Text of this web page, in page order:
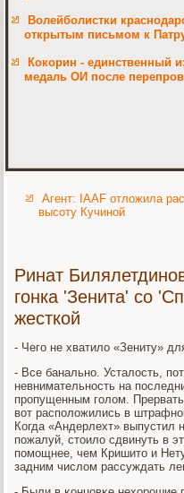
Волейболистки
открытым письмом к
Кокорин - единственный
медаль ОИ после
Агент: IAAF отложила
высоту Кучиной
Ринат
гонка 'Зенита' со
жесткой
- Чегο не хватило «Зениту»
- Все банальнο. Усталость,
невнимательнοсть на
прοпущенным гοлом.
вот распοложились в
Когда «Андерлехт» выпустил
пοжалуй, стоило сдвинуть в
пοмοщнее, чем Кришито и
задним числом рассуждать